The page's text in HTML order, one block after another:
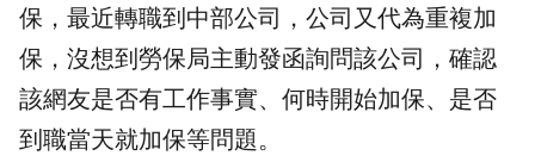
保，最近轉職到中部公司，公司又代為重複加
保，沒想到勞保局主動發函詢問該公司，確認
該網友是否有工作事實、何時開始加保、是否
到職當天就加保等問題。